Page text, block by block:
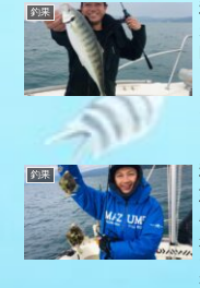
釣果
釣果